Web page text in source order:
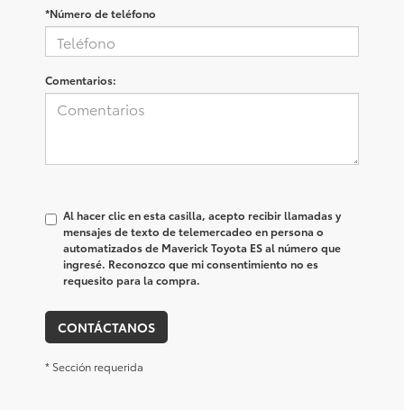
*Número de teléfono
Comentarios:
Al hacer clic en esta casilla, acepto recibir llamadas y
mensajes de texto de telemercadeo en persona o
automatizados de Maverick Toyota ES al número que
ingresé. Reconozco que mi consentimiento no es
requesito para la compra.
CONTÁCTANOS
* Sección requerida